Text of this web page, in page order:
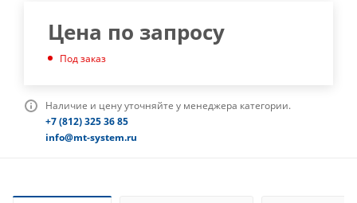
Цена по запросу
Под заказ
Наличие и цену уточняйте у менеджера категории.
+7 (812) 325 36 85
info@mt-system.ru